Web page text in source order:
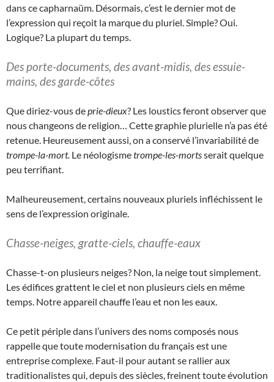
dans ce capharnaüm. Désormais, c’est le dernier mot de
l’expression qui reçoit la marque du pluriel. Simple? Oui.
Logique? La plupart du temps.
Des porte-documents, des avant-midis, des essuie-
mains, des garde-côtes
Que diriez-vous deprie-dieux? Les loustics feront observer que
nous changeons de religion… Cette graphie plurielle n’a pas été
retenue. Heureusement aussi, on a conservé l’invariabilité de
trompe-la-mort. Le néologismetrompe-les-mortsserait quelque
peu terrifiant.
Malheureusement, certains nouveaux pluriels infléchissent le
sens de l’expression originale.
Chasse-neiges, gratte-ciels, chauffe-eaux
Chasse-t-on plusieurs neiges? Non, la neige tout simplement.
Les édifices grattent le ciel et non plusieurs ciels en même
temps. Notre appareil chauffe l’eau et non les eaux.
Ce petit périple dans l’univers des noms composés nous
rappelle que toute modernisation du français est une
entreprise complexe. Faut-il pour autant se rallier aux
traditionalistes qui, depuis des siècles, freinent toute évolution